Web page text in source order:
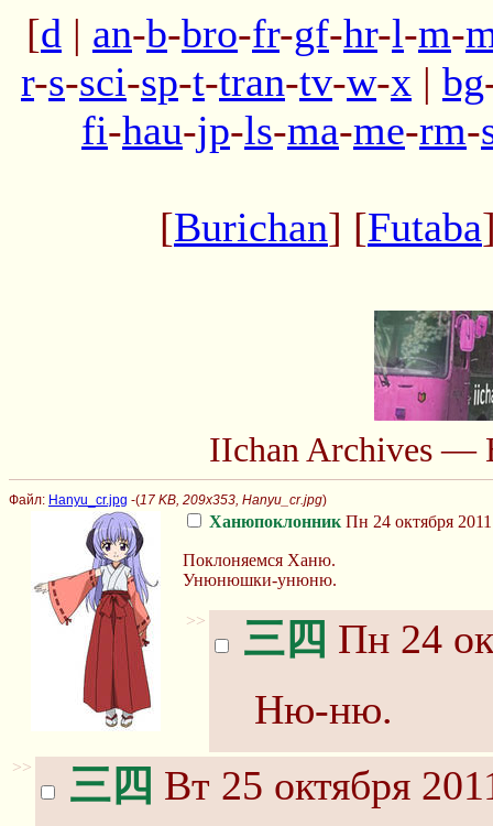
[d | an-b-bro-fr-gf-hr-l-m-
r-s-sci-sp-t-tran-tv-w-x | bg
fi-hau-jp-ls-ma-me-rm-
[Burichan] [Futaba
IIchan Archives —
Файл: Hanyu_cr.jpg -(17 KB, 209x353, Hanyu_cr.jpg)
Ханюпоклонник Пн 24 октября
Поклоняемся Ханю.
Унюнюшки-унюню.
>> 三四 Пн 24
Ню-ню.
>> 三四 Вт 25 октября